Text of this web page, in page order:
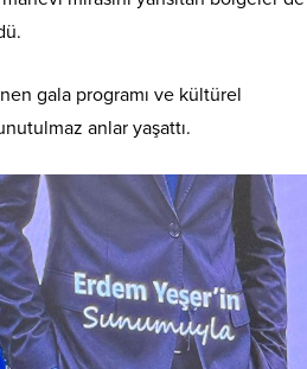
gala programı ve kültürel
anlar yaşattı.